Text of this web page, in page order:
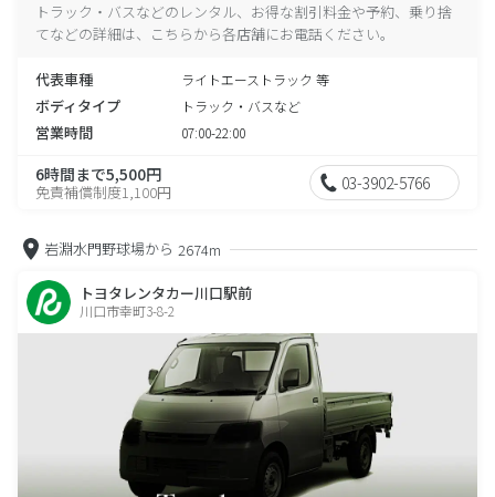
トラック・バスなどのレンタル、お得な割引料金や予約、乗り捨
てなどの詳細は、こちらから各店舗にお電話ください。
代表車種 ライトエーストラック 等
ボディタイプ トラック・バスなど
営業時間 07:00-22:00
6時間まで5,500円
免責補償制度1,100円 03-3902-5766
岩淵水門野球場から 2674m
トヨタレンタカー川口駅前
川口市幸町3-8-2